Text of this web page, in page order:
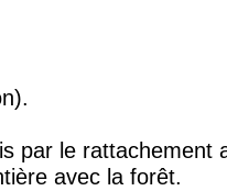
par le
avec la forêt.